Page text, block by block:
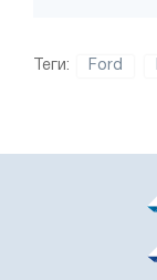
Теги: Ford